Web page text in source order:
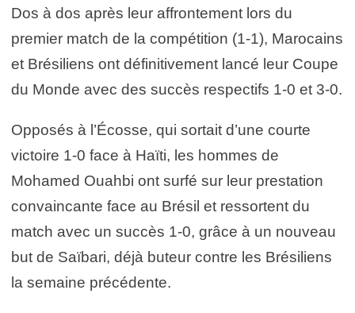
Dos à dos après leur affrontement lors du
premier match de la compétition (1-1), Marocains
et Brésiliens ont définitivement lancé leur Coupe
du Monde avec des succès respectifs 1-0 et 3-0.
Opposés à l’Écosse, qui sortait d’une courte
victoire 1-0 face à Haïti, les hommes de
Mohamed Ouahbi ont surfé sur leur prestation
convaincante face au Brésil et ressortent du
match avec un succès 1-0, grâce à un nouveau
but de Saïbari, déjà buteur contre les Brésiliens
la semaine précédente.